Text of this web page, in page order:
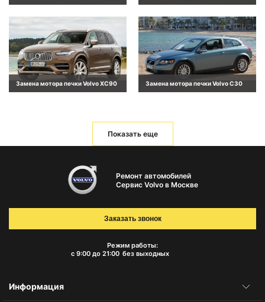
Замена мотора печки Volvo XC90 Замена мотора печки Volvo C30
Показать еще
Ремонт автомобилей
Сервис Volvo в Москве
Режим работы:
с 9:00 до 21:00 без выходных
Заказать звонок
Информация